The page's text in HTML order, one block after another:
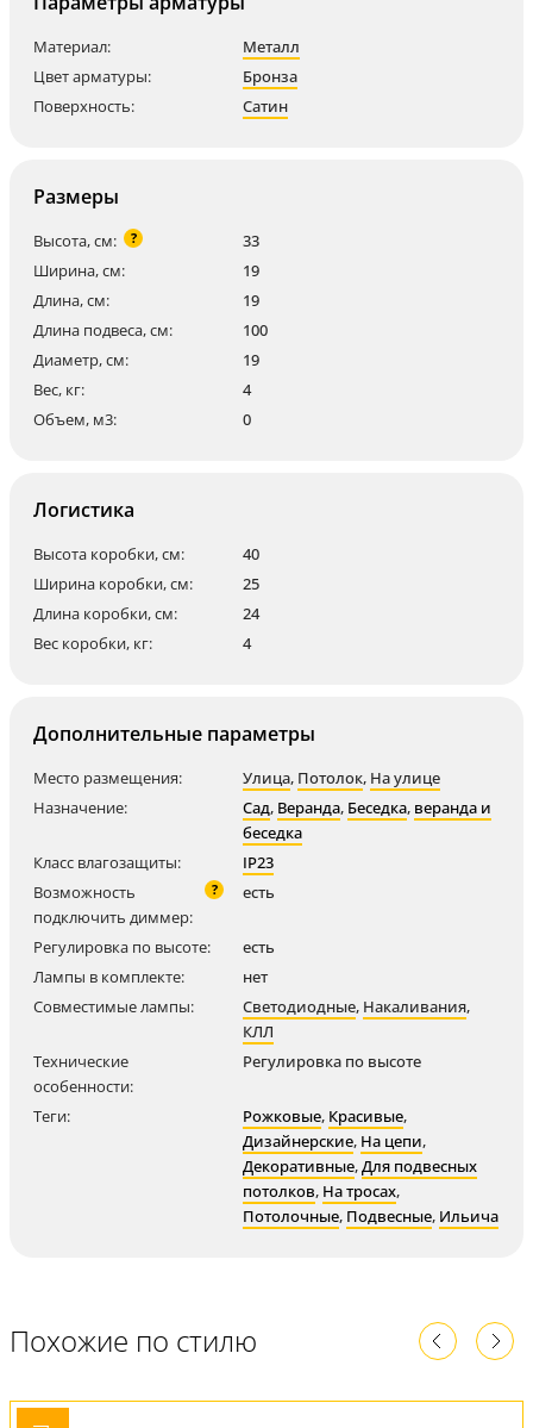
Материал:
Металл
Цвет арматуры:
Бронза
Поверхность:
Сатин
Размеры
Высота, см: ?
33
Ширина, см:
19
Длина, см:
19
Длина подвеса, см:
100
Диаметр, см:
19
Вес, кг:
4
Объем, м3:
0
Логистика
Высота коробки, см:
40
Ширина коробки, см:
25
Длина коробки, см:
24
Вес коробки, кг:
4
Дополнительные параметры
Место размещения: Улица, Потолок, На улице
Назначение:
Сад, Веранда, Беседка, веранда и
беседка
Класс влагозащиты:
IP23
Возможность
подключить диммер:
? есть
Регулировка по высоте:
есть
Лампы в комплекте:
нет
Совместимые лампы:
Светодиодные, Накаливания,
КЛЛ
Технические
особенности:
Регулировка по высоте
Теги: Рожковые, Красивые,
Дизайнерские, На цепи,
Декоративные,Для подвесных
потолков, На тросах,
Потолочные, Подвесные, Ильича
Похожие по стилю